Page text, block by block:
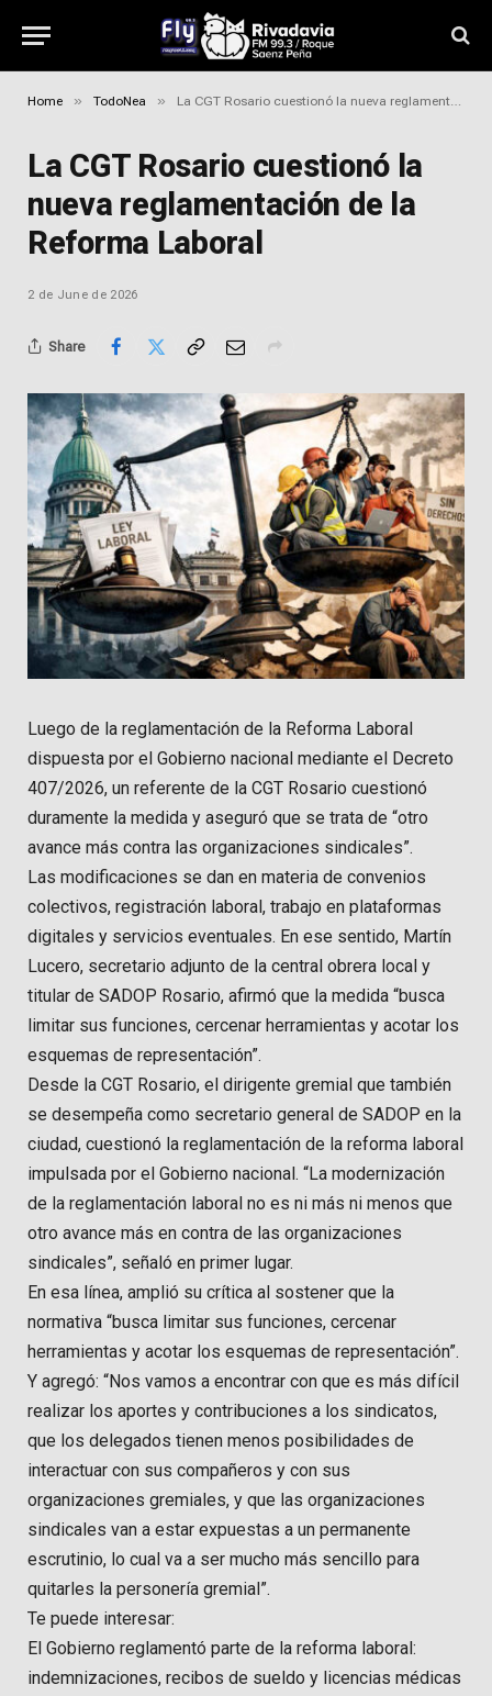
Home » TodoNea » La CGT Rosario cuestionó la nueva reglamentación de la Reforma Laboral
La CGT Rosario cuestionó la
nueva reglamentación de la
Reforma Laboral
2 de June de 2026
Share
Luego de la reglamentación de la Reforma Laboral
dispuesta por el Gobierno nacional mediante el Decreto
407/2026, un referente de la CGT Rosario cuestionó
duramente la medida y aseguró que se trata de “otro
avance más contra las organizaciones sindicales”.
Las modificaciones se dan en materia de convenios
colectivos, registración laboral, trabajo en plataformas
digitales y servicios eventuales. En ese sentido, Martín
Lucero, secretario adjunto de la central obrera local y
titular de SADOP Rosario, afirmó que la medida “busca
limitar sus funciones, cercenar herramientas y acotar los
esquemas de representación”.
Desde la CGT Rosario, el dirigente gremial que también
se desempeña como secretario general de SADOP en la
ciudad, cuestionó la reglamentación de la reforma laboral
impulsada por el Gobierno nacional. “La modernización
de la reglamentación laboral no es ni más ni menos que
otro avance más en contra de las organizaciones
sindicales”, señaló en primer lugar.
En esa línea, amplió su crítica al sostener que la
normativa “busca limitar sus funciones, cercenar
herramientas y acotar los esquemas de representación”.
Y agregó: “Nos vamos a encontrar con que es más difícil
realizar los aportes y contribuciones a los sindicatos,
que los delegados tienen menos posibilidades de
interactuar con sus compañeros y con sus
organizaciones gremiales, y que las organizaciones
sindicales van a estar expuestas a un permanente
escrutinio, lo cual va a ser mucho más sencillo para
quitarles la personería gremial”.
Te puede interesar:
El Gobierno reglamentó parte de la reforma laboral:
indemnizaciones, recibos de sueldo y licencias médicas